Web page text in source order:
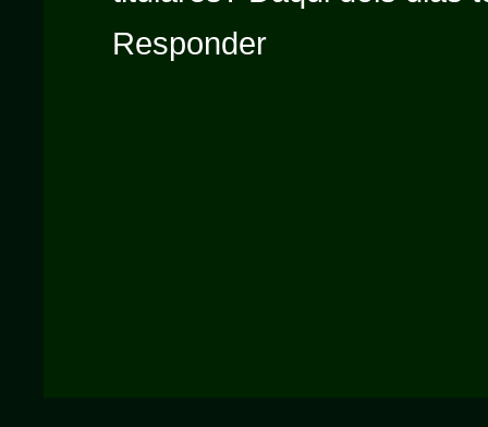
Responder